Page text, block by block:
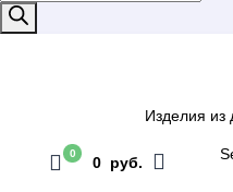
товаров
Изделия из
0
0 руб.